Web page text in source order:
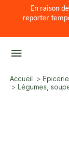
En raison
reporter
menu
Accueil
Légumes,